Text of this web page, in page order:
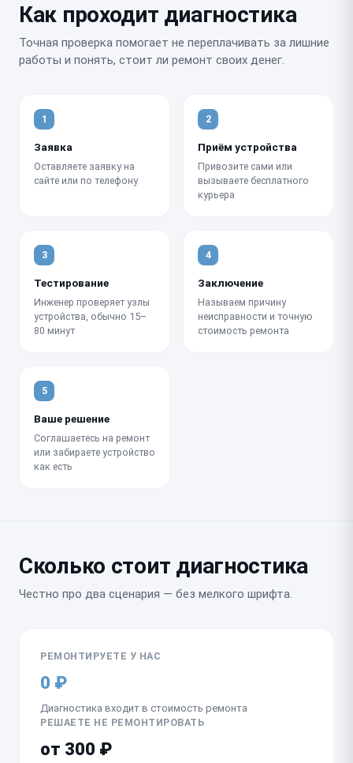
Как проходит диагностика
Точная проверка помогает не переплачивать за лишние
работы и понять, стоит ли ремонт своих денег.
1
Заявка
Оставляете заявку на
сайте или по телефону
2
Приём устройства
Привозите сами или
вызываете бесплатного
курьера
3
Тестирование
Инженер проверяет узлы
устройства, обычно 15–
80 минут
4
Заключение
Называем причину
неисправности и точную
стоимость ремонта
5
Ваше решение
Соглашаетесь на ремонт
или забираете устройство
как есть
Сколько стоит диагностика
Честно про два сценария — без мелкого шрифта.
РЕМОНТИРУЕТЕ У НАС
0 ₽
Диагностика входит в стоимость ремонта
РЕШАЕТЕ НЕ РЕМОНТИРОВАТЬ
от 300 ₽